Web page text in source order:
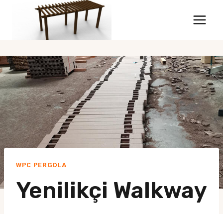
WPC PERGOLA
Yenilikçi Walkway